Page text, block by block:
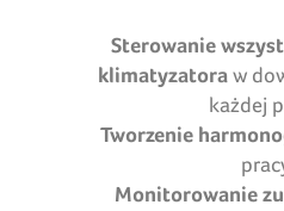
Sterowanie
klimatyzatoraw
każdej
Tworzenie
Monitorowanie